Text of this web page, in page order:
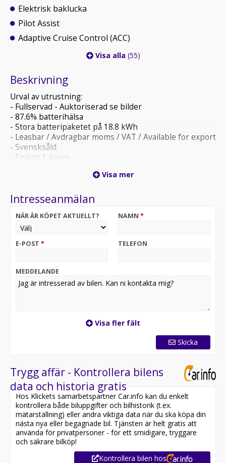
Elektrisk baklucka
Pilot Assist
Adaptive Cruise Control (ACC)
Visa alla (55)
Beskrivning
Urval av utrustning:
- Fullservad - Auktoriserad se bilder
- 87.6% batterihälsa
- Stora batteripaketet på 18.8 kWh
- Leasbar / Avdragbar moms / VAT / Available for export
- Svensksåld
- Endast 1 ägare
- Komfortstolar i helskinn
- Dragkrok Avtagbar
- Adaptiv farthållare och Pilot Assist
- Parkeringsvärmare
- High Performance Audiosystem
- Rattvärme
- Apple CarPlay / Android Auto
- Sätesvärme (fram och bak)
- Google-infotainmentsystem
- Skräddarsydd växelspaksknopp
- Med mera
- Vinterhjul är tillval
Smista Bil finns på Råbäcksvägen 1 i Upplands Väsby, vi
ser fram emot att välkomna både nya och gamla kunder
till vår moderna bilhall.
Videosamtal & Trygg distansaffär
För dig som inte har möjlighet att besöka oss fysiskt
erbjuder vi videosamtal med en av våra säljare. Under
Visa mer
Intresseanmälan
NÄR ÄR KÖPET AKTUELLT? NAMN *
E-POST * TELEFON
MEDDELANDE
Visa fler fält
Skicka
Trygg affär - Kontrollera bilens
data och historia gratis
Hos Klickets samarbetspartner Car.info kan du enkelt
kontrollera både biluppgifter och bilhistorik (t.ex.
mätarställning) eller andra viktiga data när du ska köpa din
nästa nya eller begagnade bil. Tjänsten är helt gratis att
använda för privatpersoner - för ett smidigare, tryggare
och säkrare bilköp!
Kontrollera bilen hos